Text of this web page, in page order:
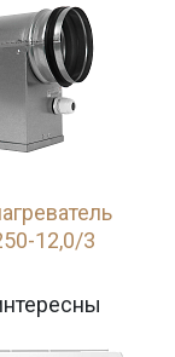
12,0/3